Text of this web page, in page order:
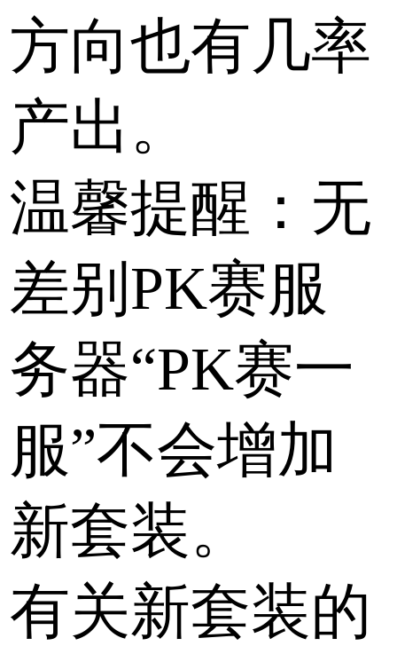
方向也有几率
产出。
温馨提醒：无
差别PK赛服
务器“PK赛一
服”不会增加
新套装。
有关新套装的